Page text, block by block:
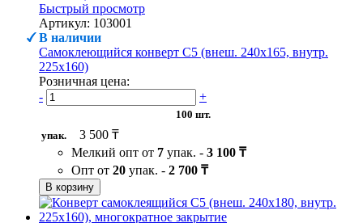
Быстрый просмотр
Артикул: 103001
В наличии
Самоклеющийся конверт С5 (внеш. 240х165, внутр.
225х160)
Розничная цена:
-
+
100 шт.
упак.
3 500 ₸
Мелкий опт от 7 упак. - 3 100 ₸
Опт от 20 упак. - 2 700 ₸
В корзину